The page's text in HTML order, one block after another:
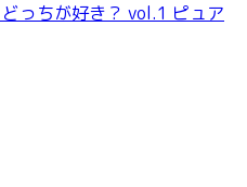
っちが好き？ vol.1 ピュア